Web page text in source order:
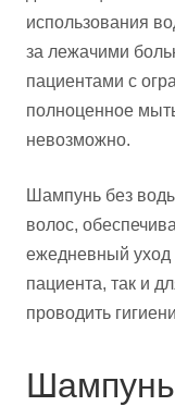
использования
за лежачими
пациентами с
полноценное
невозможно.
Шампунь без
волос,
ежедневный
пациента, так и
проводить